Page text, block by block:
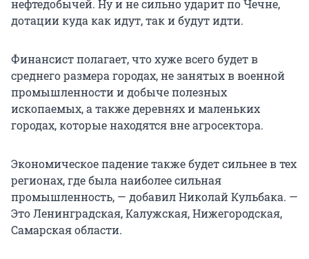
нефтедобычей. Ну и не сильно ударит по Чечне,
дотации куда как идут, так и будут идти.
Финансист полагает, что хуже всего будет в
среднего размера городах, не занятых в военной
промышленности и добыче полезных
ископаемых, а также деревнях и маленьких
городах, которые находятся вне агросектора.
Экономическое падение также будет сильнее в тех
регионах, где была наиболее сильная
промышленность, — добавил Николай Кульбака. —
Это Ленинградская, Калужская, Нижегородская,
Самарская области.